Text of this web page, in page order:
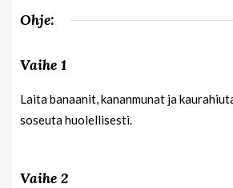
Ohje:
Vaihe 1
Laita banaanit, kananmunat ja
soseuta huolellisesti.
Vaihe 2